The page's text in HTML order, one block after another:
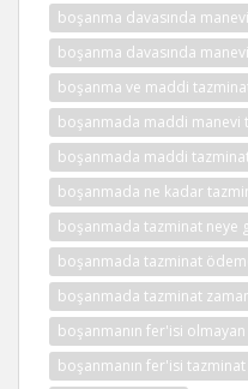
boşanma davasında
boşanma davasında
boşanma ve maddi
boşanmada maddi manevi
boşanmada maddi
boşanmada ne kadar
boşanmada tazminat neye
boşanmada tazminat
boşanmada tazminat
boşanmanın fer'isi
boşanmanın fer'isi